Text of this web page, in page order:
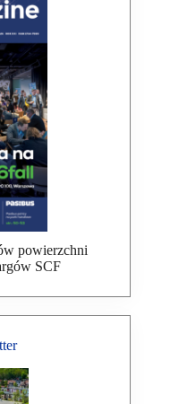
powierzchni
SCF